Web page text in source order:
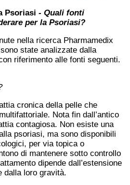
Psoriasi - Quali fonti
per la Psoriasi?
nella ricerca Pharmamedix
state analizzate dalla
riferimento alle fonti seguenti.
cronica della pelle che
Nota fin dall’antico
contagiosa. Non esiste una
psoriasi, ma sono disponibili
per via topica o
di mantenere sotto controllo
dipende dall’estensione
dalla loro gravità.